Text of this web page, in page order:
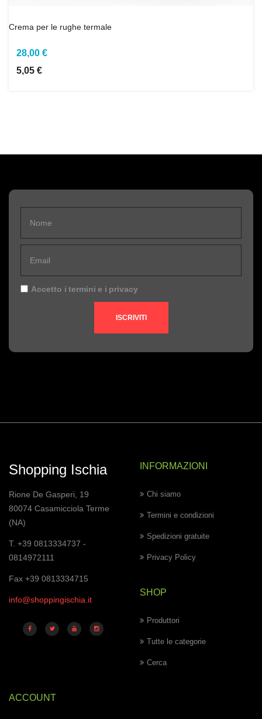
Crema per le rughe termale
28,00 €
5,05 €
Accetto i termini e i privacy
ISCRIVITI
Shopping Ischia
Rione De Gasperi, 19
80074 Casamicciola Terme
(NA)
T. +39 0813334737 -
0814972111
Fax +39 0813334715
info@shoppingischia.it
INFORMAZIONI
Chi siamo
Termini e condizioni
Spedizioni gratuite
Privacy Policy
SHOP
Produttori
Tutte le categorie
Cerca
ACCOUNT